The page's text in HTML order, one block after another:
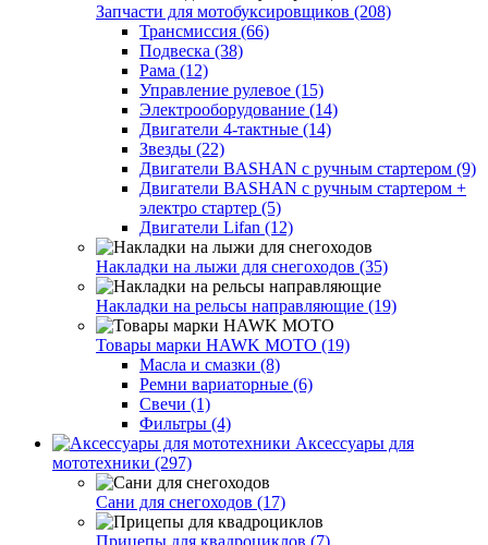
Запчасти для мотобуксировщиков (208)
Трансмиссия (66)
Подвеска (38)
Рама (12)
Управление рулевое (15)
Электрооборудование (14)
Двигатели 4-тактные (14)
Звезды (22)
Двигатели BASHAN с ручным стартером (9)
Двигатели BASHAN с ручным стартером +
электро стартер (5)
Двигатели Lifan (12)
Накладки на лыжи для снегоходов (35)
Накладки на рельсы направляющие (19)
Товары марки HAWK MOTO (19)
Масла и смазки (8)
Ремни вариаторные (6)
Свечи (1)
Фильтры (4)
Аксессуары для
мототехники (297)
Сани для снегоходов (17)
Прицепы для квадроциклов (7)